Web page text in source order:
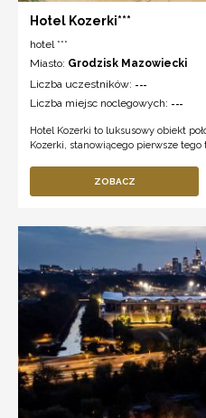
Hotel Kozerki***
hotel ***
Miasto: Grodzisk Mazowiecki
Liczba uczestników: ---
Liczba miejsc noclegowych: ---
Hotel Kozerki to luksusowy obiekt
Kozerki, stanowiącego pierwsze
ZOBACZ